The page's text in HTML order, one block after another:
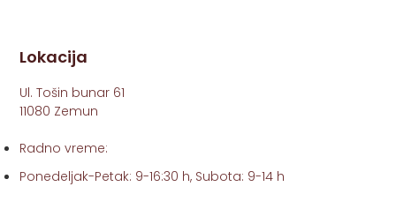
Lokacija
Ul. Tošin bunar 61
11080 Zemun
Radno vreme:
Ponedeljak-Petak: 9-16:30 h, Subota: 9-14 h